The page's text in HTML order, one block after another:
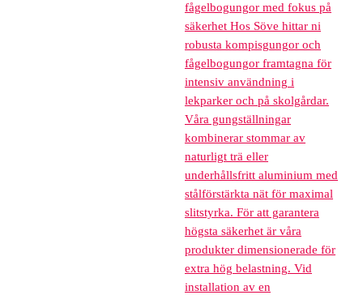
fågelbogungor med fokus på
säkerhet Hos Söve hittar ni
robusta kompisgungor och
fågelbogungor framtagna för
intensiv användning i
lekparker och på skolgårdar.
Våra gungställningar
kombinerar stommar av
naturligt trä eller
underhållsfritt aluminium med
stålförstärkta nät för maximal
slitstyrka. För att garantera
högsta säkerhet är våra
produkter dimensionerade för
extra hög belastning. Vid
installation av en